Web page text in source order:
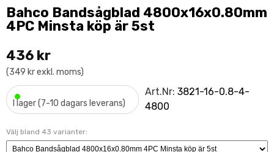
Bahco Bandsågblad 4800x16x0.80mm
4PC Minsta köp är 5st
436 kr
(349 kr exkl. moms)
•I lager (7-10 dagars leverans)
Art.Nr: 3821-16-0.8-4-
4800
Välj bland 43 varianter: